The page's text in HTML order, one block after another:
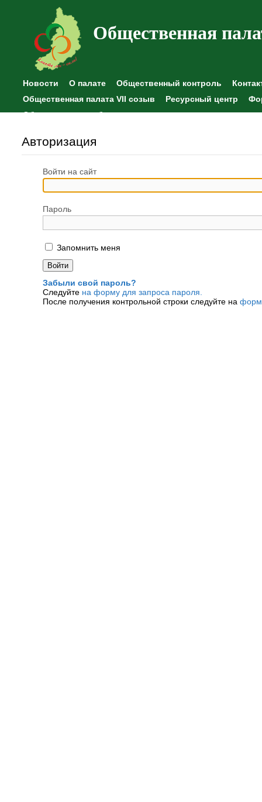
Общественная
Новости О палате Общественный контроль
Общественная палата VII созыв
Ресурсный центр
Общественные наблюдения
Авторизация
Войти на сайт
Пароль
Запомнить меня
Забыли свой пароль?
Следуйте на форму для запроса пароля.
После получения контрольной строки следуйте на